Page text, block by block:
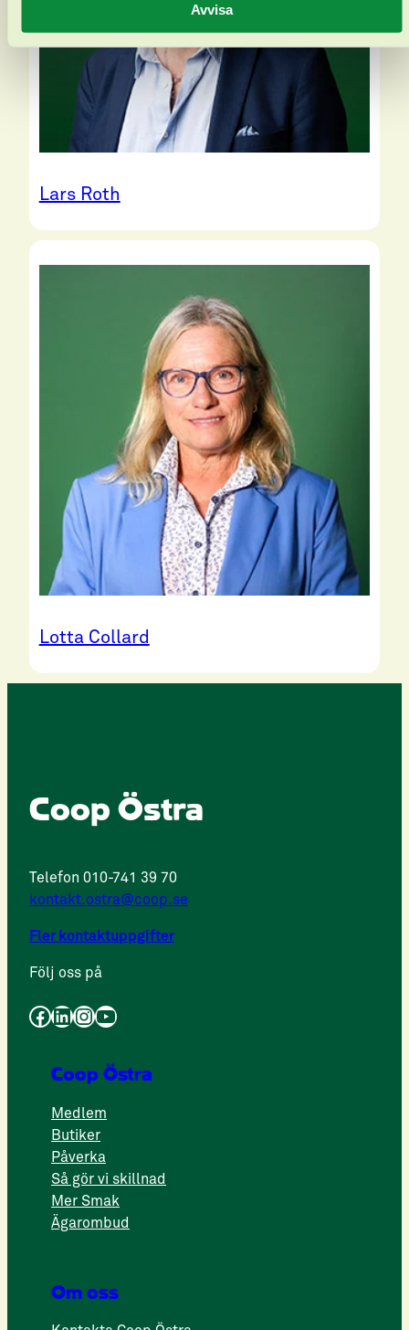
Avvisa
Lars Roth
Lotta Collard
Coop Östra
Telefon 010-741 39 70
kontakt.ostra@coop.se
Fler kontaktuppgifter
Följ oss på
Facebook LinkedIn InstagramYouTube
Coop Östra
Medlem
Butiker
Påverka
Så gör vi skillnad
Mer Smak
Ägarombud
Om oss